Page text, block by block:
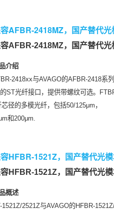
AFBR-2418MZ，国产替代光
AFBR-2418MZ，国产替代光
介绍
2418xx与AVAGO的AFBR-2418系
ST光纤接口，提供带螺纹可选。
径的多模光纤，包括50/125μm，
和200μm.
HFBR-1521Z，国产替代光
HFBR-1521Z，国产替代光
概述
1521Z/2521Z与AVAGO的HFBR-